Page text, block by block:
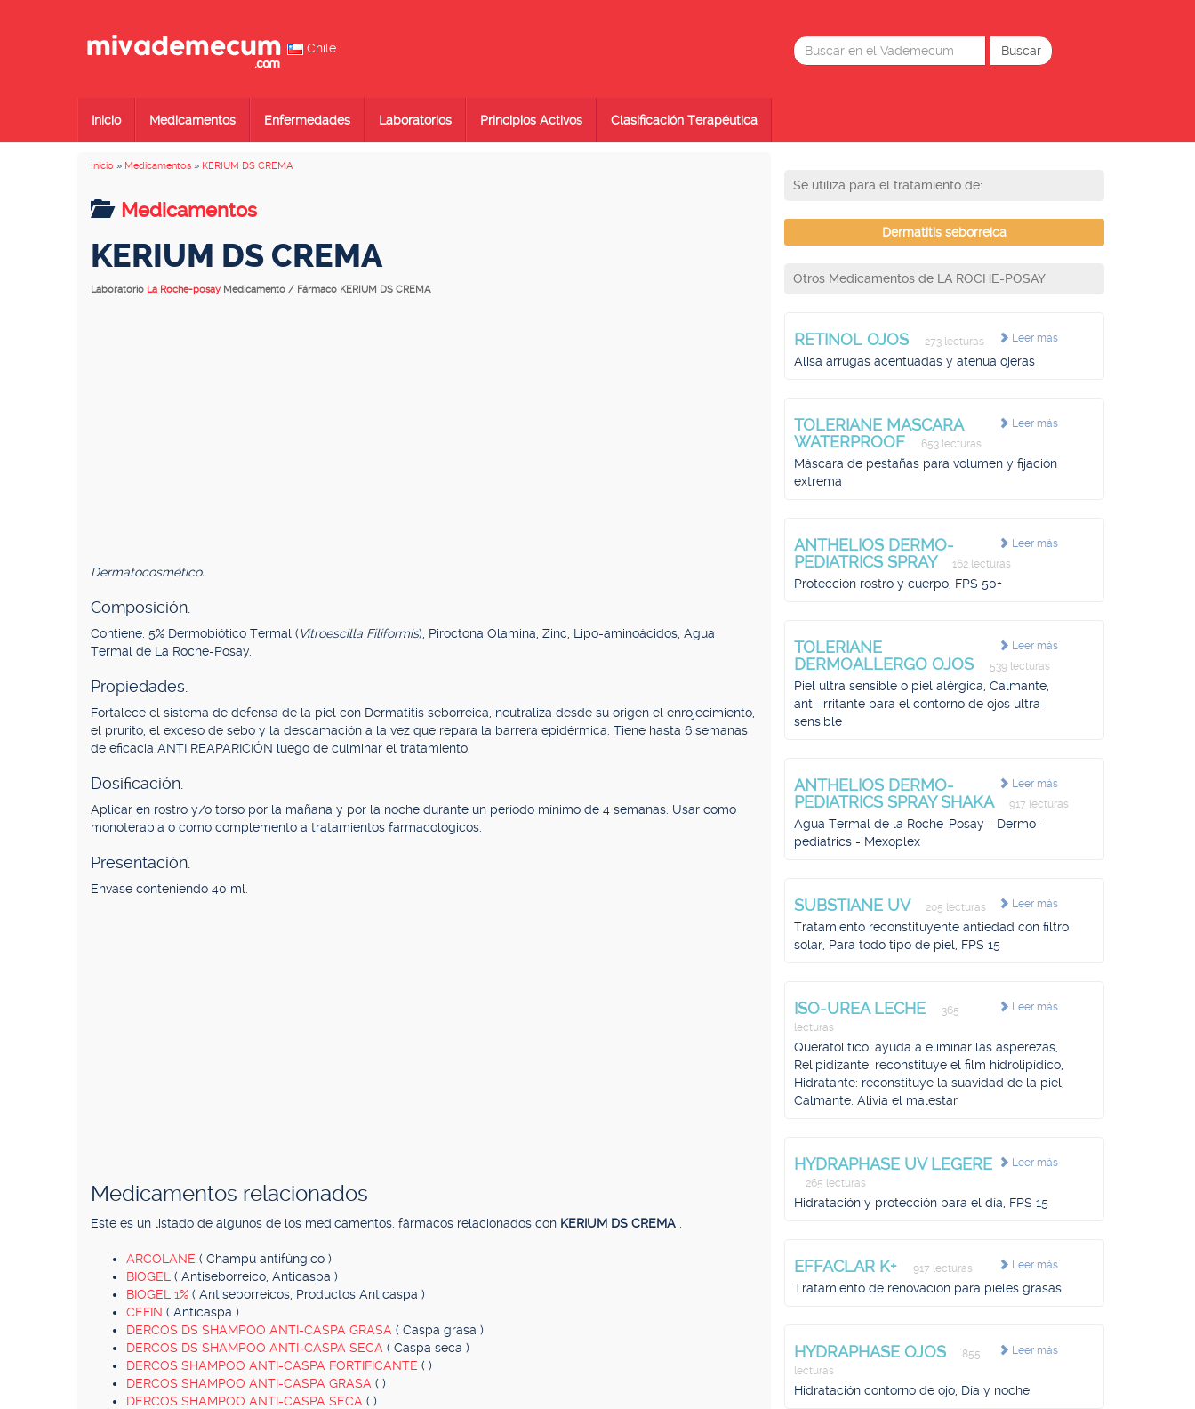
Chile
Inicio Medicamentos Enfermedades Laboratorios Principios Activos Clasificación Terapéutica
Inicio » Medicamentos » KERIUM DS CREMA
Medicamentos
KERIUM DS CREMA
Laboratorio La Roche-posay Medicamento / Fármaco KERIUM DS CREMA
Dermatocosmético.
Composición.
Contiene: 5% Dermobiótico Termal (Vitroescilla Filiformis), Piroctona Olamina, Zinc, Lipo-aminoácidos, Agua
Termal de La Roche-Posay.
Propiedades.
Fortalece el sistema de defensa de la piel con Dermatitis seborreica, neutraliza desde su origen el enrojecimiento,
el prurito, el exceso de sebo y la descamación a la vez que repara la barrera epidérmica. Tiene hasta 6 semanas
de eficacia ANTI REAPARICIÓN luego de culminar el tratamiento.
Dosificación.
Aplicar en rostro y/o torso por la mañana y por la noche durante un período mínimo de 4 semanas. Usar como
monoterapia o como complemento a tratamientos farmacológicos.
Presentación.
Envase conteniendo 40 ml.
Medicamentos relacionados
Este es un listado de algunos de los medicamentos, fármacos relacionados con KERIUM DS CREMA
ARCOLANE ( Champú antifúngico )
BIOGEL ( Antiseborreico, Anticaspa )
BIOGEL 1% ( Antiseborreicos, Productos Anticaspa )
CEFIN ( Anticaspa )
DERCOS DS SHAMPOO ANTI-CASPA GRASA ( Caspa grasa )
DERCOS DS SHAMPOO ANTI-CASPA SECA ( Caspa seca )
DERCOS SHAMPOO ANTI-CASPA FORTIFICANTE ( )
DERCOS SHAMPOO ANTI-CASPA GRASA ( )
DERCOS SHAMPOO ANTI-CASPA SECA ( )
Se utiliza para el tratamiento de:
Dermatitis seborreica
Otros Medicamentos de LA ROCHE-POSAY
Leer más
RETINOL OJOS 273 lecturas
Alisa arrugas acentuadas y atenua ojeras
Leer más
TOLERIANE MASCARA
WATERPROOF
653 lecturas
Máscara de pestañas para volumen y fijación
extrema
Leer más
ANTHELIOS DERMO-
PEDIATRICS SPRAY
162 lecturas
Protección rostro y cuerpo, FPS 50+
Leer más
TOLERIANE
DERMOALLERGO OJOS
539 lecturas
Piel ultra sensible o piel alérgica, Calmante,
anti-irritante para el contorno de ojos ultra-
sensible
Leer más
ANTHELIOS DERMO-
PEDIATRICS SPRAY SHAKA
917 lecturas
Agua Termal de la Roche-Posay - Dermo-
pediatrics - Mexoplex
Leer más
SUBSTIANE UV 205 lecturas
Tratamiento reconstituyente antiedad con filtro
solar, Para todo tipo de piel, FPS 15
Leer más
ISO-UREA LECHE
365
lecturas
Queratolítico: ayuda a eliminar las asperezas,
Relipidizante: reconstituye el film hidrolipídico,
Hidratante: reconstituye la suavidad de la piel,
Calmante: Alivia el malestar
Leer más
HYDRAPHASE UV LEGERE
265 lecturas
Hidratación y protección para el día, FPS 15
Leer más
EFFACLAR K+ 917 lecturas
Tratamiento de renovación para pieles grasas
Leer más
HYDRAPHASE OJOS
855
lecturas
Hidratación contorno de ojo, Día y noche